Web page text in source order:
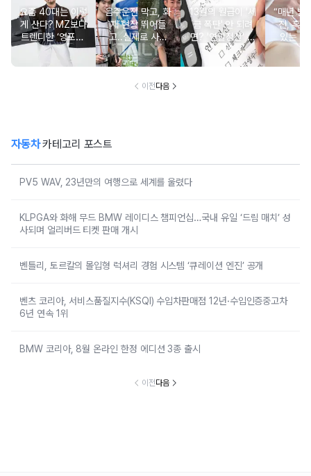
요즘 40대는 이렇
게 산다? MZ보다
트렌디한 ‘영포티’
분석
음주운전 막고, 화
재 현장 뛰어들
고..실제로 사람
구한 연예인 10
13월의 월급이 '세
금 폭탄' 안 되려
면? '연말정산' 핵
심 꿀팁 A to Z
“매년 받
진, 혹시
있는 건
요?”
이전다음
자동차카테고리 포스트
PV5 WAV, 23년만의 여행으로 세계를 울렸다
KLPGA와 화해 무드 BMW 레이디스 챔피언십…국내 유일 ‘드림 매치’ 성
사되며 얼리버드 티켓 판매 개시
벤틀리, 토르칼의 몰입형 럭셔리 경험 시스템 ‘큐레이션 엔진’ 공개
벤츠 코리아, 서비스품질지수(KSQI) 수입차판매점 12년·수입인증중고차
6년 연속 1위
BMW 코리아, 8월 온라인 한정 에디션 3종 출시
이전다음